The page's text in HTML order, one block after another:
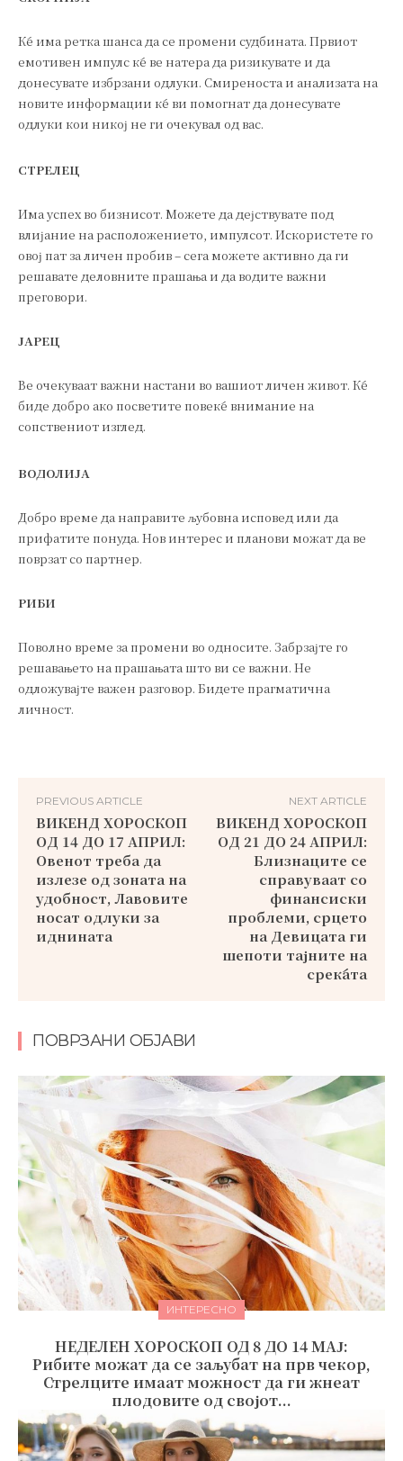
Ќе има ретка шанса да се промени судбината. Првиот
емотивен импулс ќе ве натера да ризикувате и да
донесувате избрзани одлуки. Смиреноста и анализата на
новите информации ќе ви помогнат да донесувате
одлуки кои никој не ги очекувал од вас.
СТРЕЛЕЦ
Има успех во бизнисот. Можете да дејствувате под
влијание на расположението, импулсот. Искористете го
овој пат за личен пробив – сега можете активно да ги
решавате деловните прашања и да водите важни
преговори.
ЈАРЕЦ
Ве очекуваат важни настани во вашиот личен живот. Ќе
биде добро ако посветите повеќе внимание на
сопствениот изглед.
ВОДОЛИЈА
Добро време да направите љубовна исповед или да
прифатите понуда. Нов интерес и планови можат да ве
поврзат со партнер.
РИБИ
Поволно време за промени во односите. Забрзајте го
решавањето на прашањата што ви се важни. Не
одложувајте важен разговор. Бидете прагматична
личност.
PREVIOUS ARTICLE
ВИКЕНД ХОРОСКОП
ОД 14 ДО 17 АПРИЛ:
Овенот треба да
излезе од зоната на
удобност, Лавовите
носат одлуки за
иднината
NEXT ARTICLE
ВИКЕНД ХОРОСКОП
ОД 21 ДО 24 АПРИЛ:
Близнаците се
справуваат со
финансиски
проблеми, срцето
на Девицата ги
шепоти тајните на
среќата
ПОВРЗАНИ ОБЈАВИ
ИНТЕРЕСНО
НЕДЕЛЕН ХОРОСКОП ОД 8 ДО 14 МАЈ:
Рибите можат да се заљубат на прв чекор,
Стрелците имаат можност да ги жнеат
плодовите од својот...